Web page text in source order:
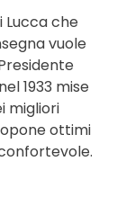
Lucca che
vuole
1933 mise
migliori
ottimi